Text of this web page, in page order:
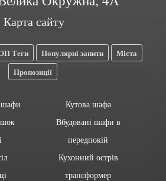
Карта сайту
Теги Популярні запити
Міста
Пропозиції
шафи
Кутова шафа
Вбудовані шафи в
передпокій
Кухонний острів
трансформер